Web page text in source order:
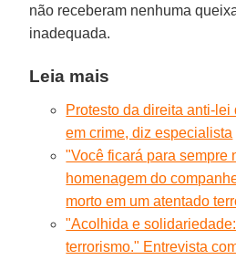
não receberam nenhuma
inadequada.
Leia mais
Protesto da direita anti-
em crime, diz especialista
"Você ficará para sempre
homenagem do
morto em um atentado
"Acolhida e
terrorismo." Entrevista